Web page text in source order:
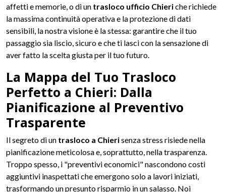
affetti e memorie, o di un trasloco ufficio Chieriche richiede
la massima continuità operativa e la protezione di dati
sensibili, la nostra visione è la stessa: garantire che il tuo
passaggio sia liscio, sicuro e che ti lasci con la sensazione di
aver fatto la scelta giusta per il tuo futuro.
La Mappa del Tuo Trasloco
Perfetto a Chieri: Dalla
Pianificazione al Preventivo
Trasparente
Il segreto di un trasloco a Chierisenza stress risiede nella
pianificazione meticolosa e, soprattutto, nella trasparenza.
Troppo spesso, i "preventivi economici" nascondono costi
aggiuntivi inaspettati che emergono solo a lavori iniziati,
trasformando un presunto risparmio in un salasso. Noi